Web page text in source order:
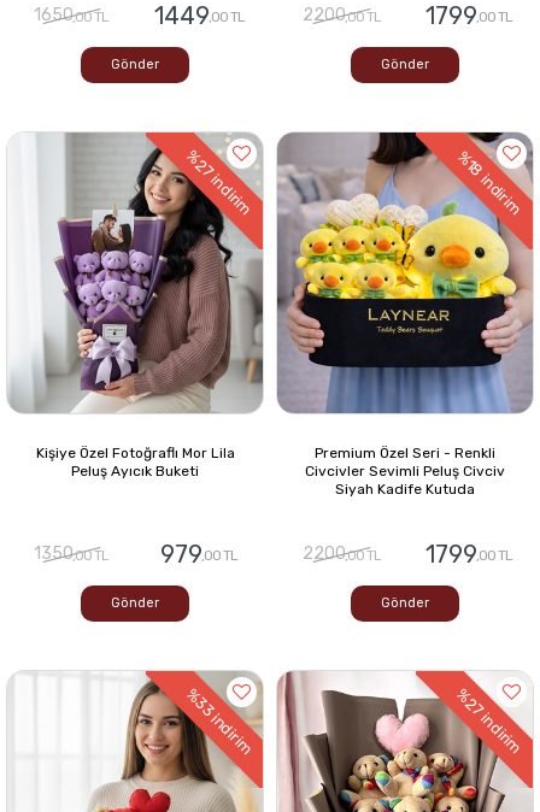
1650,00 TL 1449,00 TL
Gönder
2200,00 TL 1799,00 TL
Gönder
%27
indirim
Kişiye Özel Fotoğraflı Mor Lila
Peluş Ayıcık Buketi
1350,00 TL 979,00 TL
Gönder
%18
indirim
Premium Özel Seri - Renkli
Civcivler Sevimli Peluş Civciv
Siyah Kadife Kutuda
2200,00 TL 1799,00 TL
Gönder
%33
indirim
%27
indirim